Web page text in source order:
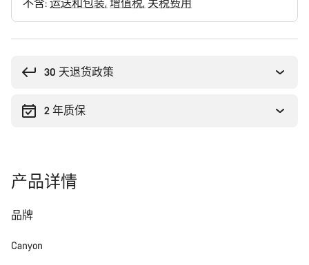
不含: 运送和包装 增值税 关税费用
30 天退货政策
2 年质保
产品详情
品牌
Canyon